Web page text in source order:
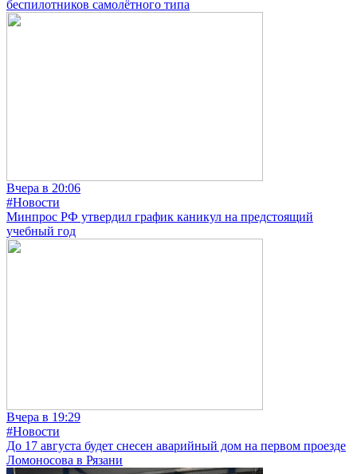
беспилотников самолётного типа
Вчера в 20:06
#Новости
Минпрос РФ утвердил график каникул на предстоящий
учебный год
Вчера в 19:29
#Новости
До 17 августа будет снесен аварийный дом на первом проезде
Ломоносова в Рязани